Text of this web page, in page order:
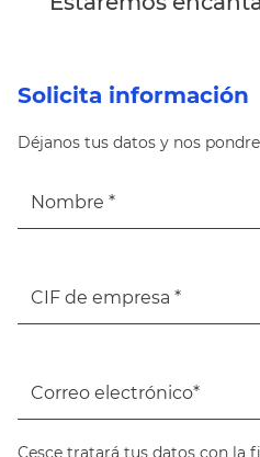
Solicita información
Déjanos tus datos y nos
Cesce tratará tus datos con la